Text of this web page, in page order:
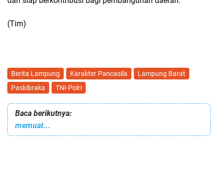
(Tim)
Berita Lampung Karakter Pancasila
Lampung Barat
Paskibraka
TNI-Polri
Baca berikutnya:
memuat...